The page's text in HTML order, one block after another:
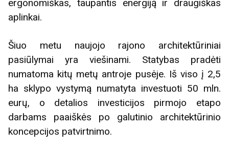
ergonomiškas, taupantis energiją ir draugiškas
aplinkai.
Šiuo metu naujojo rajono architektūriniai
pasiūlymai yra viešinami. Statybas pradėti
numatoma kitų metų antroje pusėje. Iš viso į 2,5
ha sklypo vystymą numatyta investuoti 50 mln.
eurų, o detalios investicijos pirmojo etapo
darbams paaiškės po galutinio architektūrinio
koncepcijos patvirtnimo.